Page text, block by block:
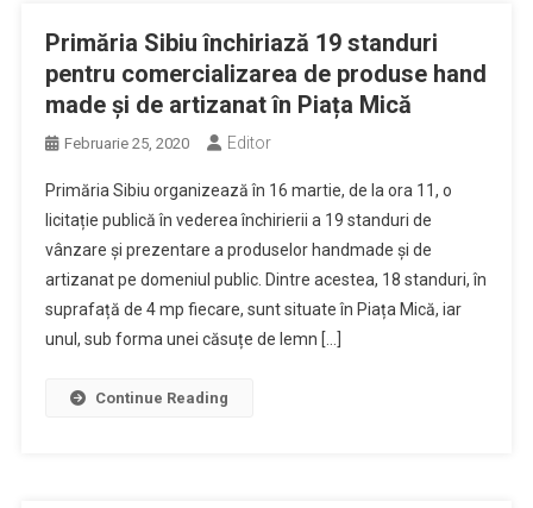
Primăria Sibiu închiriază 19 standuri
pentru comercializarea de produse hand
made și de artizanat în Piața Mică
Februarie 25, 2020 Editor
Primăria Sibiu organizează în 16 martie, de la ora 11, o
licitație publică în vederea închirierii a 19 standuri de
vânzare și prezentare a produselor handmade și de
artizanat pe domeniul public. Dintre acestea, 18 standuri, în
suprafață de 4 mp fiecare, sunt situate în Piața Mică, iar
unul, sub forma unei căsuțe de lemn […]
Continue Reading